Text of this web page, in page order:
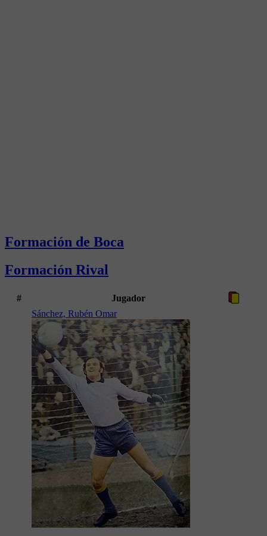
Formación de Boca
Formación Rival
#
Jugador
Sánchez, Rubén Omar